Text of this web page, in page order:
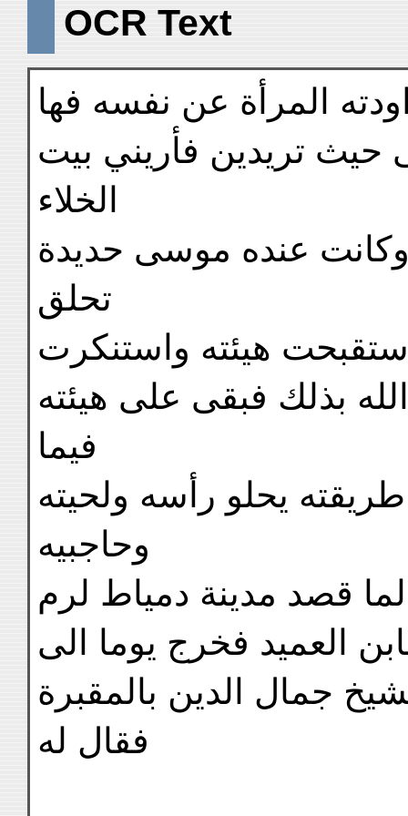
OCR Text
المرأة عن نفسه فها
حيث تريدين فأريني بيت
الخلاء
وكانت عنده موسى حديدة
تحلق
هيئته واستنكرت
بذلك فبقى على هيئته
فيما
يحلو رأسه ولحيته
وحاجبيه
لما قصد مدينة دمياط لرم
العميد فخرج يوما الى
جمال الدين بالمقبرة
فقال له